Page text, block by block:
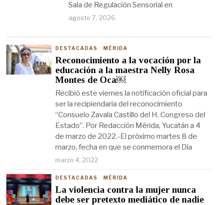
Sala de Regulación Sensorial en
agosto 7, 2026
DESTACADAS · MÉRIDA
Reconocimiento a la vocación por la
educación a la maestra Nelly Rosa
Montes de Oca￼
Recibió este viernes la notificación oficial para
ser la recipiendaria del reconocimiento
“Consuelo Zavala Castillo del H. Congreso del
Estado”. Por Redacción Mérida, Yucatán a 4
de marzo de 2022.-El próximo martes 8 de
marzo, fecha en que se conmemora el Día
marzo 4, 2022
DESTACADAS · MÉRIDA
La violencia contra la mujer nunca
debe ser pretexto mediático de nadie